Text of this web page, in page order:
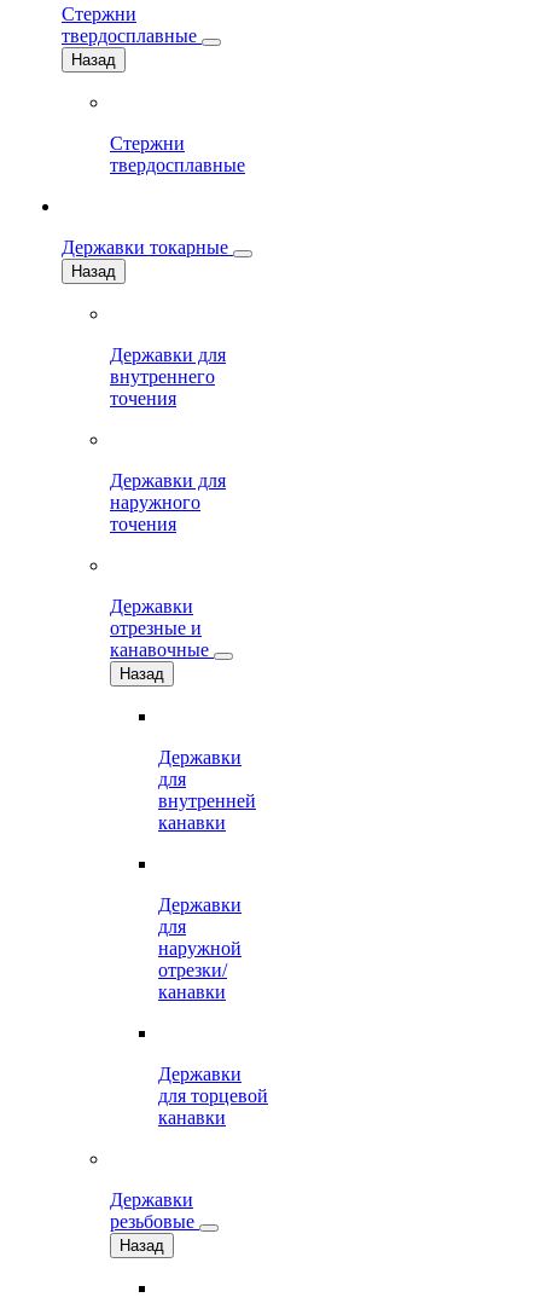
Стержни
твердосплавные
Назад
Стержни
твердосплавные
Державки токарные
Назад
Державки для
внутреннего
точения
Державки для
наружного
точения
Державки
отрезные и
канавочные
Назад
Державки
для
внутренней
канавки
Державки
для
наружной
отрезки/
канавки
Державки
для торцевой
канавки
Державки
резьбовые
Назад